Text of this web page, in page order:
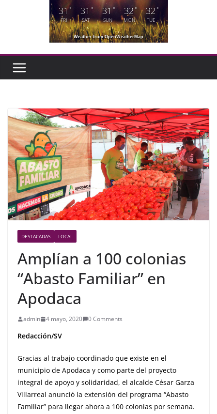
31°
FRI
31 °
SAT
31°
SUN
32 °
MON
32 °
TUE
Weather from OpenWeatherMap
DESTACADAS LOCAL
Amplían a 100 colonias
“Abasto Familiar” en
Apodaca
admin 4 mayo, 2020 0 Comments
Redacción/SV
Gracias al trabajo coordinado que existe en el
municipio de Apodaca y como parte del proyecto
integral de apoyo y solidaridad, el alcalde César Garza
Villarreal anunció la extensión del programa “Abasto
Familiar” para llegar ahora a 100 colonias por semana.